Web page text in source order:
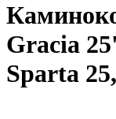
Gracia
Sparta